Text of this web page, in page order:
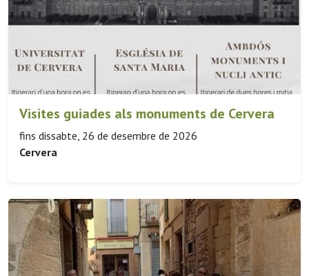
Visites guiades als monuments de Cervera
fins dissabte, 26 de desembre de 2026
Cervera